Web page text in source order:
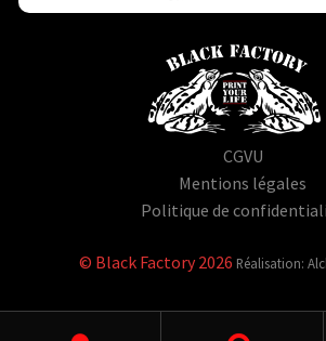
CGVU
Mentions légales
Politique de
© Black Factory 2026 Réalisation: